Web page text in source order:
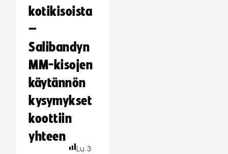
kotikisoista
–
Salibandyn
MM-kisojen
käytännön
kysymykset
koottiin
yhteen
Lu 3